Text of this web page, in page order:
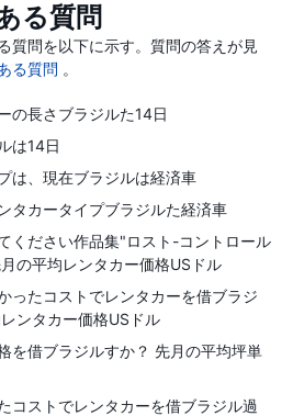
る質問
質問を以下に示す。質問の答えが見
る質問 。
の長さブラジルた14日
は14日
は、現在ブラジルは経済車
タカータイプブラジルた経済車
ください作品集"ロスト-コントロール
の平均レンタカー価格USドル
ったコストでレンタカーを借ブラジ
ンタカー価格USドル
を借ブラジルすか？ 先月の平均坪単
コストでレンタカーを借ブラジル過